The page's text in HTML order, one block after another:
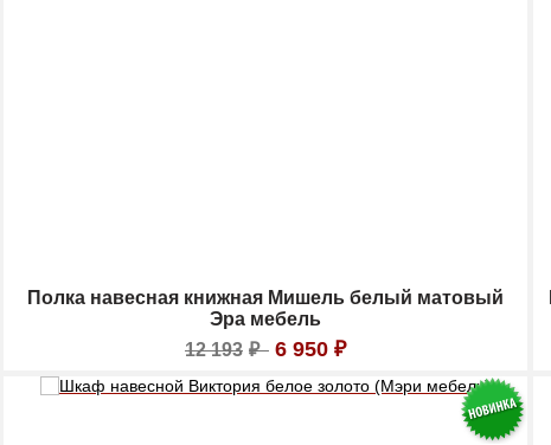
Полка навесная книжная Мишель белый матовый
Эра мебель
12 193 ₽ 6 950 ₽